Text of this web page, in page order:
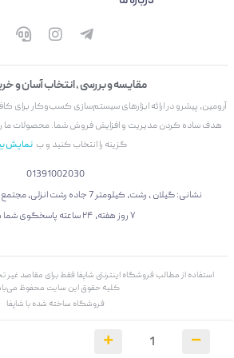
مقایسه و بررسی ، انتخاب آسان و
آرومین، پیشرو در ارائه ابزارهای سیستم‌سازی کسب‌وکار برای
هدف ساده کردن مدیریت و افزایش فروش شما. محصولات ما را
گزینه را انتخاب کنید و ب نمایش
01391002030
نشانی: گیلان ، رشت، کیلومتر 7 جاده رشت انزلی، مجتمع تجاری سعادت، طبقه دوم
۷ روز هفته، ۲۴ ساعته پاسخگوی شما هستیم
استفاده از مطالب فروشگاه اینترنتی شاپفا فقط برای مقاصد غیر
کليه حقوق اين سايت محفوظ
فروشگاه ساخته شده با شاپفا